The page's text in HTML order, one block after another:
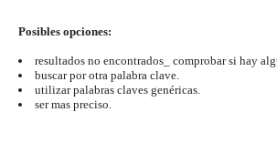
Posibles opciones:
resultados no encontrados_ comprobar si hay
buscar por otra palabra clave.
utilizar palabras claves genéricas.
ser mas preciso.